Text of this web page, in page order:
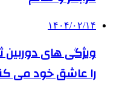
۱۴۰۴/۰۲/۱۴
ویژگی های
را عاشق خود می